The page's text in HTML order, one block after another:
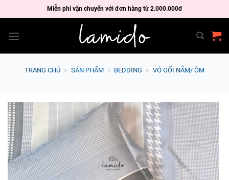
to
content
Miễn phí vận chuyển với đơn hàng từ 2.000.000đ
TRANG CHỦ > SẢN PHẨM > BEDDING > VỎ GỐI NẰM/ ÔM